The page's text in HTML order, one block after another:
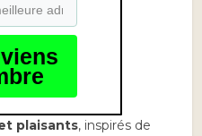
plaisants, inspirés de